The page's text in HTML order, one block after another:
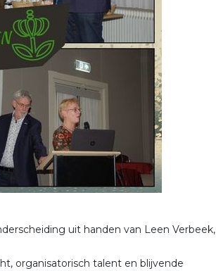
uit handen van Leen Verbeek,
organisatorisch talent en blijvende